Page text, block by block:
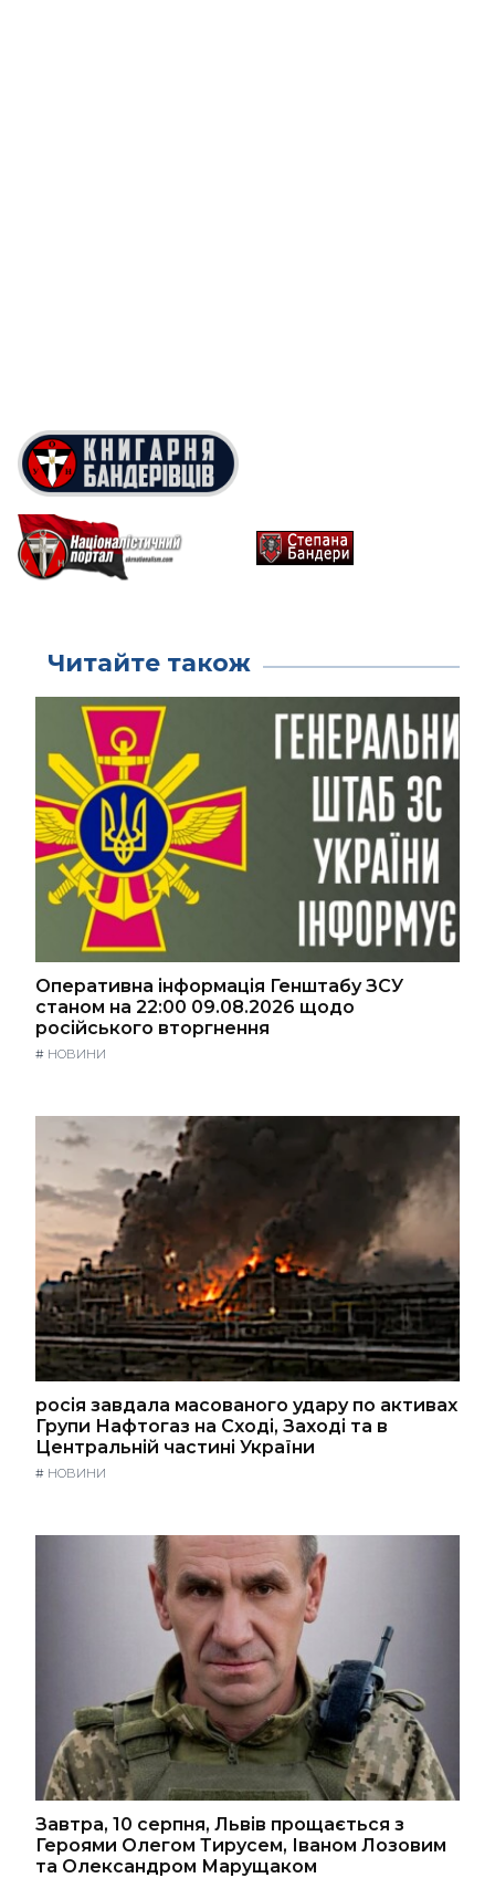
Читайте також
Оперативна інформація Генштабу ЗСУ
станом на 22:00 09.08.2026 щодо
російського вторгнення
# НОВИНИ
росія завдала масованого удару по активах
Групи Нафтогаз на Сході, Заході та в
Центральній частині України
# НОВИНИ
Завтра, 10 серпня, Львів прощається з
Героями Олегом Тирусем, Іваном Лозовим
та Олександром Марущаком